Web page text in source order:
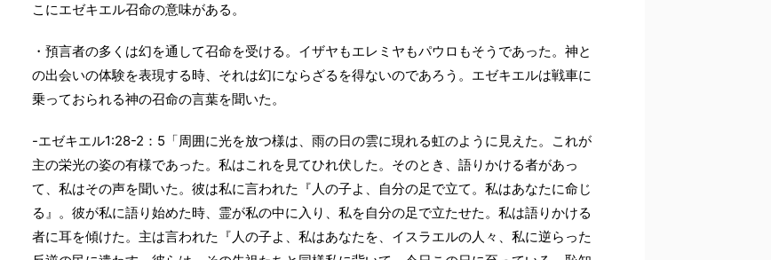
こにエゼキエル召命の意味がある。
・預言者の多くは幻を通して召命を受ける。イザヤもエレミヤもパウロもそうであった。神と
の出会いの体験を表現する時、それは幻にならざるを得ないのであろう。エゼキエルは戦車に
乗っておられる神の召命の言葉を聞いた。
-エゼキエル1:28-2：5「周囲に光を放つ様は、雨の日の雲に現れる虹のように見えた。これが
主の栄光の姿の有様であった。私はこれを見てひれ伏した。そのとき、語りかける者があっ
て、私はその声を聞いた。彼は私に言われた『人の子よ、自分の足で立て。私はあなたに命じ
る』。彼が私に語り始めた時、霊が私の中に入り、私を自分の足で立たせた。私は語りかける
者に耳を傾けた。主は言われた『人の子よ、私はあなたを、イスラエルの人々、私に逆らった